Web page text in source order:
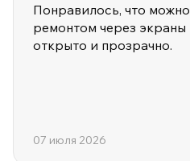
Понравилось, что
ремонтом через экраны
открыто и прозрачно.
07 июля 2026